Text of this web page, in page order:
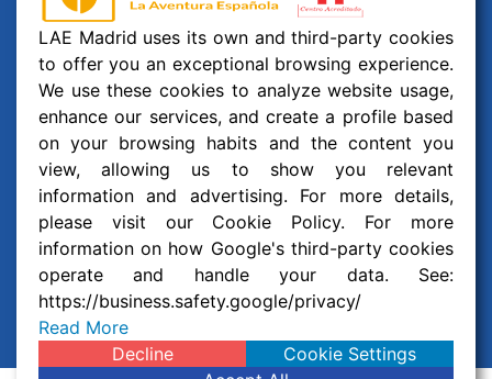
Phone: (+34) 912 19 69 91
Address:Calle Montesa 35, esc. izquierda, 2 izquierda.
28006 Madrid, España
Follow us
F
a
c
e
b
o
o
k
I
n
s
t
a
g
r
a
m
Y
o
u
t
u
e
W
h
a
t
s
a
p
p
© 2026 Business and Language College Spain S.L | All
Rights Reserved
Legal notice,Privacy policyandCookie Policy
LAE Madrid uses its own and third-party cookies
to offer you an exceptional browsing experience.
We use these cookies to analyze website usage,
enhance our services, and create a profile based
on your browsing habits and the content you
view, allowing us to show you relevant
information and advertising. For more details,
please visit our Cookie Policy. For more
information on how Google's third-party cookies
operate and handle your data. See:
https://business.safety.google/privacy/
Read More
Decline
Cookie Settings